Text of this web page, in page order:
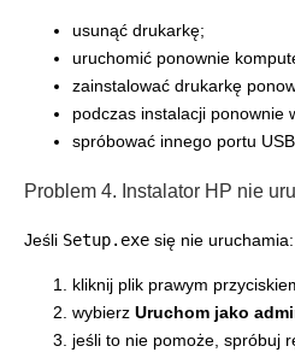
usunąć drukarkę;
uruchomić ponownie
zainstalować drukarkę
podczas instalacji ponownie
spróbować innego portu USB.
Problem 4. Instalator HP nie
Jeśli Setup.exe się nie uruchamia:
kliknij plik prawym
wybierz Uruchom jako
jeśli to nie pomoże, spróbuj